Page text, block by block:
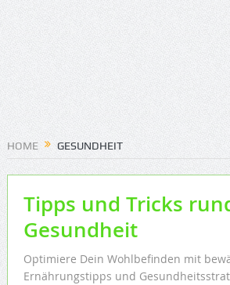
HOME GESUNDHEIT
Tipps und Tricks
Gesundheit
Optimiere Dein Wohlbefinden mit
Ernährungstipps und